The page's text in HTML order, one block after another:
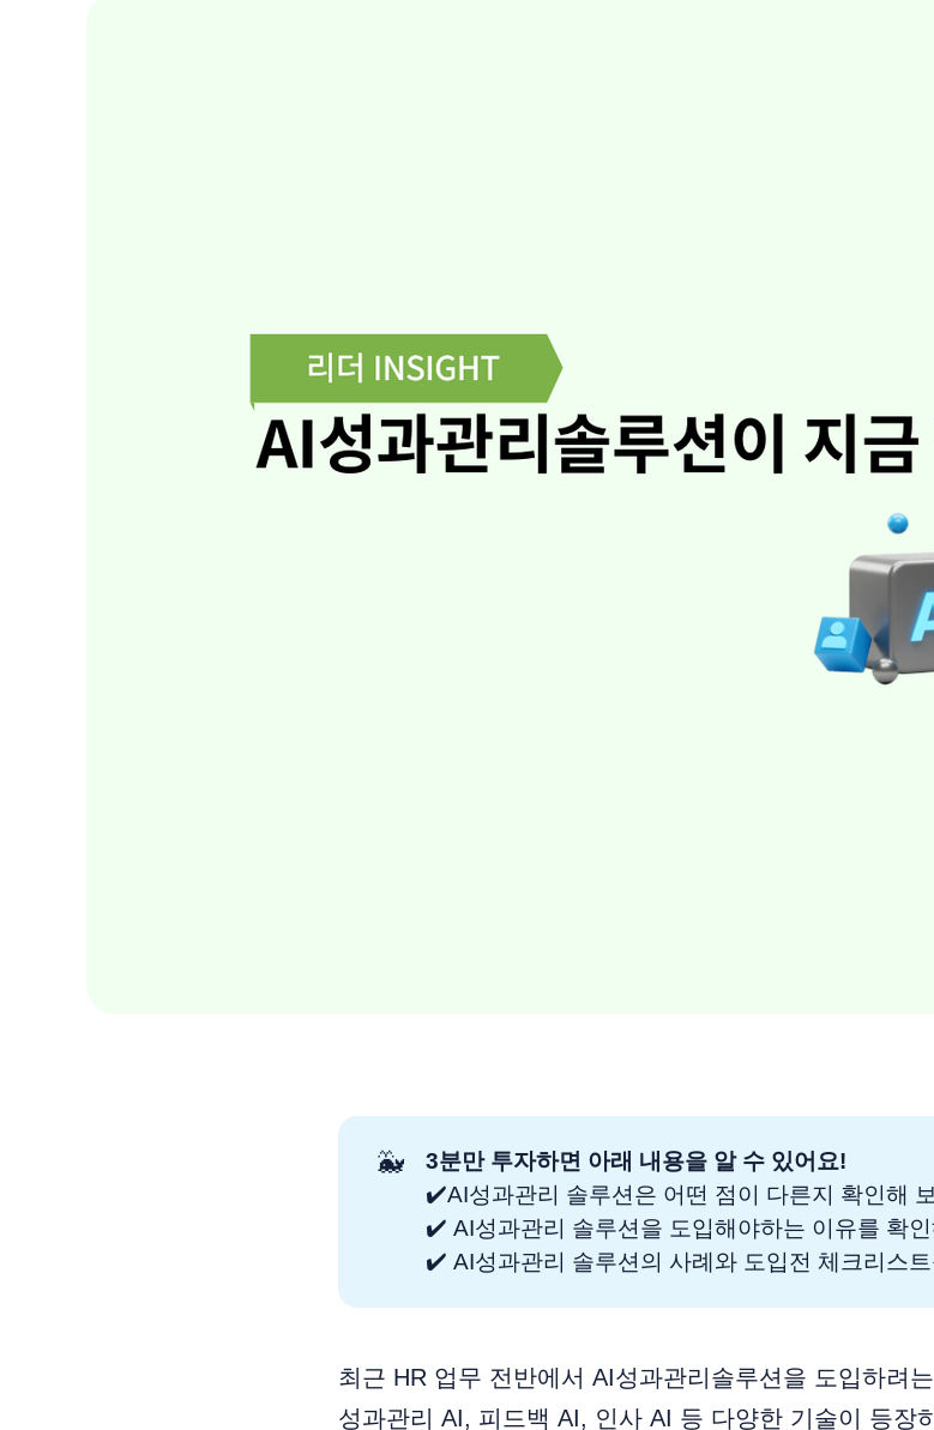
🐳
3분만 투자하면 아래 내용을 알 수 있어요!
✔️AI성과관리 솔루션은 어떤 점이 다른지 확인해
✔️ AI성과관리 솔루션을 도입해야하는 이유를 확인
✔️ AI성과관리 솔루션의 사례와 도입전 체크리스
최근 HR 업무 전반에서 AI성과관리솔루션을 도입하려
성과관리 AI, 피드백 AI, 인사 AI 등 다양한 기술이 등장